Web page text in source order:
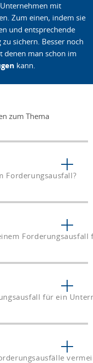
mit
Zum einen, indem sie
und entsprechende
sichern. Besser noch
denen man schon im
kann.
zum Thema
Forderungsausfall?
Forderungsausfall
für ein